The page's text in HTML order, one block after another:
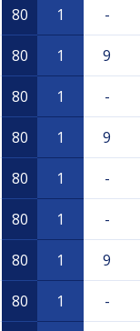
80 1 -
80 1 9
80 1 -
80 1 9
80 1 -
80 1 -
80 1 9
80 1 -